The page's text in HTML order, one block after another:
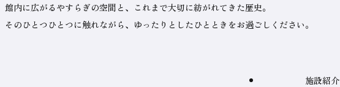
メ
ニ
ュ
ー
ね
館内に広がるやすらぎの空間と、これまで大切に紡がれてきた歴史。
そのひとつひとつに触れながら、ゆったりとしたひとときをお過ごしください。
施設紹介